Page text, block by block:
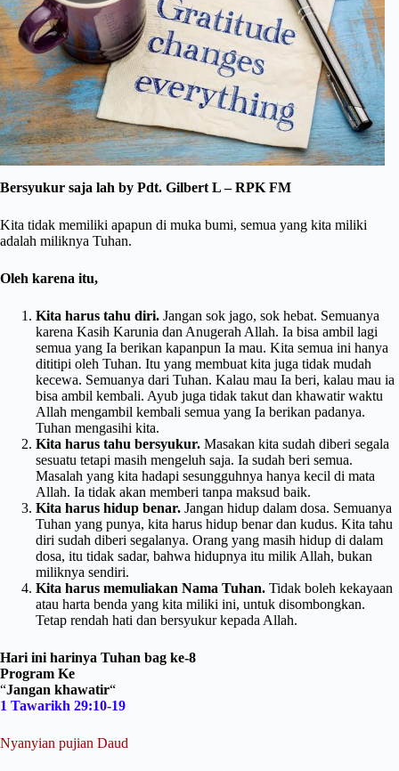
Bersyukur saja lah by Pdt. Gilbert L – RPK FM
Kita tidak memiliki apapun di muka bumi, semua yang kita miliki
adalah miliknya Tuhan.
Oleh karena itu,
Kita harus tahu diri. Jangan sok jago, sok hebat. Semuanya
karena Kasih Karunia dan Anugerah Allah. Ia bisa ambil lagi
semua yang Ia berikan kapanpun Ia mau. Kita semua ini hanya
dititipi oleh Tuhan. Itu yang membuat kita juga tidak mudah
kecewa. Semuanya dari Tuhan. Kalau mau Ia beri, kalau mau ia
bisa ambil kembali. Ayub juga tidak takut dan khawatir waktu
Allah mengambil kembali semua yang Ia berikan padanya.
Tuhan mengasihi kita.
Kita harus tahu bersyukur. Masakan kita sudah diberi segala
sesuatu tetapi masih mengeluh saja. Ia sudah beri semua.
Masalah yang kita hadapi sesungguhnya hanya kecil di mata
Allah. Ia tidak akan memberi tanpa maksud baik.
Kita harus hidup benar. Jangan hidup dalam dosa. Semuanya
Tuhan yang punya, kita harus hidup benar dan kudus. Kita tahu
diri sudah diberi segalanya. Orang yang masih hidup di dalam
dosa, itu tidak sadar, bahwa hidupnya itu milik Allah, bukan
miliknya sendiri.
Kita harus memuliakan Nama Tuhan. Tidak boleh kekayaan
atau harta benda yang kita miliki ini, untuk disombongkan.
Tetap rendah hati dan bersyukur kepada Allah.
Hari ini harinya Tuhan bag ke-8
Program Ke
“Jangan khawatir“
1 Tawarikh 29:10-19
Nyanyian pujian Daud